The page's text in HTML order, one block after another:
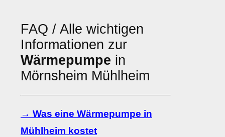
FAQ / Alle wichtigen
Informationen zur
Wärmepumpe in
Mörnsheim Mühlheim
→ Was eine Wärmepumpe in
Mühlheim kostet